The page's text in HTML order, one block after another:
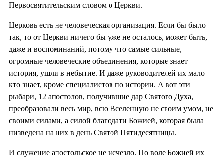
Первосвятительским словом о Церкви.
Церковь есть не человеческая организация. Если бы было
так, то от Церкви ничего бы уже не осталось, может быть,
даже и воспоминаний, потому что самые сильные,
огромные человеческие объединения, которые знает
история, ушли в небытие. И даже руководителей их мало
кто знает, кроме специалистов по истории. А вот эти
рыбари, 12 апостолов, получившие дар Святого Духа,
преобразовали весь мир, всю Вселенную не своим умом, не
своими силами, а силой благодати Божией, которая была
низведена на них в день Святой Пятидесятницы.
И служение апостольское не исчезло. По воле Божией их